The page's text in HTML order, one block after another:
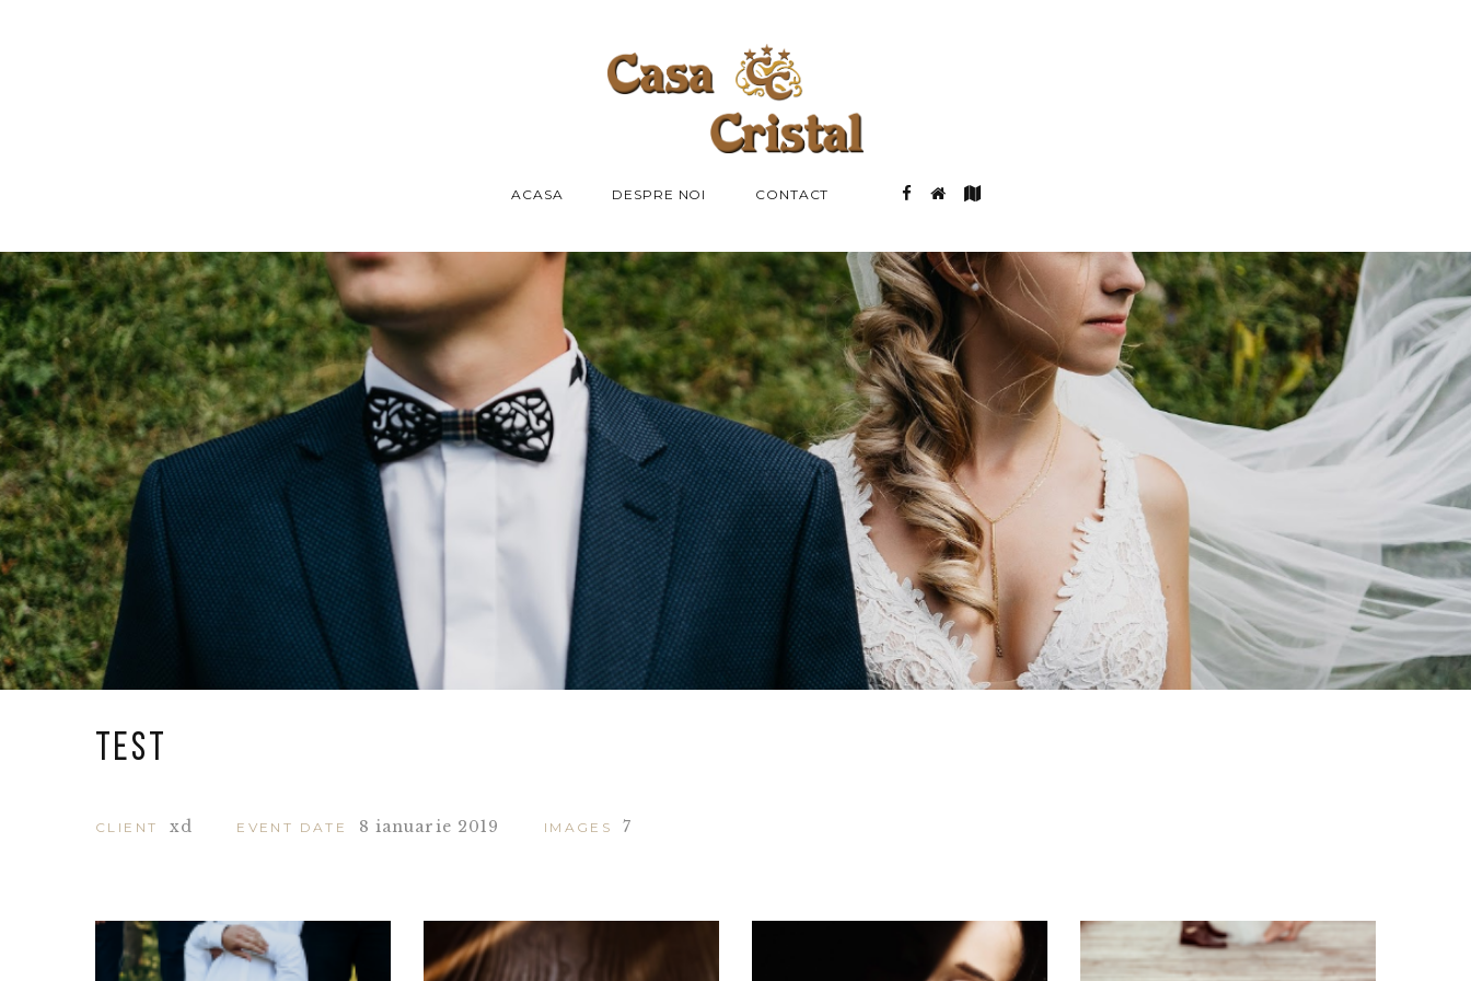
ACASA DESPRE NOI CONTACT
test
CLIENT xd EVENT DATE 8 ianuarie 2019 IMAGES 7